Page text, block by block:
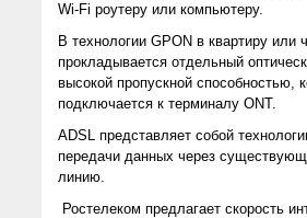
Wi-Fi роутеру или компьютеру.
В технологии GPON в квартиру или
прокладывается отдельный
высокой пропускной способностью,
подключается к терминалу ONT.
ADSL представляет собой
передачи данных через
линию.
Ростелеком предлагает скорость